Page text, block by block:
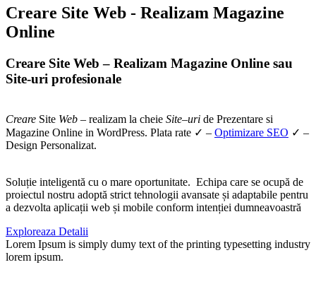
Creare Site Web - Realizam Magazine
Online
Creare Site Web – Realizam Magazine Online sau
Site-uri profesionale
Creare Site Web – realizam la cheie Site–uri de Prezentare si
Magazine Online in WordPress. Plata rate ✓ – Optimizare SEO ✓ –
Design Personalizat.
Soluție inteligentă cu o mare oportunitate. Echipa care se ocupă de
proiectul nostru adoptă strict tehnologii avansate și adaptabile pentru
a dezvolta aplicații web și mobile conform intenției dumneavoastră
Exploreaza Detalii
Lorem Ipsum is simply dumy text of the printing typesetting industry
lorem ipsum.